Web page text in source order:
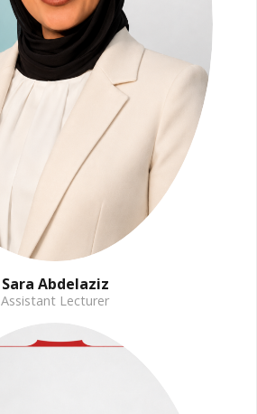
Sara Abdelaziz
Assistant Lecturer